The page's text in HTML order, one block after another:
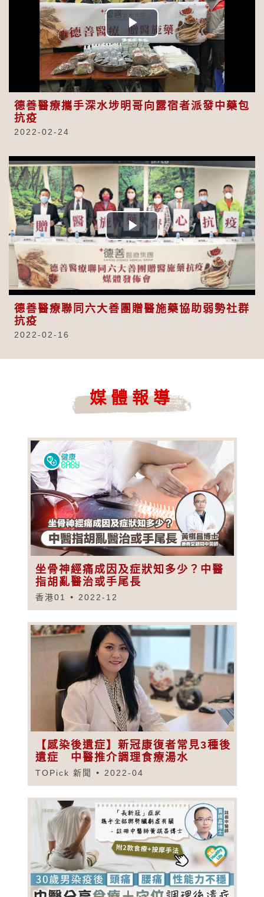
Play
Video
德善醫療攜手深水埗明哥向露宿者派發中藥包
抗疫
2022-02-24
Play
Video
德善醫療聯同六大善團贈醫施藥協助弱勢社群
抗疫
2022-02-16
媒體報導
坐骨神經痛成因及症狀知多少？中醫
指胡亂醫治或手尾長
香港01 2022-12
【感染後遺症】新冠康復者常見3種後
遺症 中醫推介調理食療湯水
TOPick 新聞 2022-04